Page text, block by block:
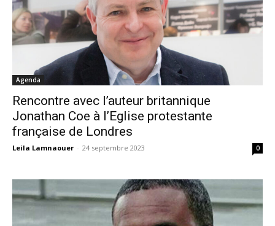
Agenda
Rencontre avec l’auteur britannique
Jonathan Coe à l’Eglise protestante
française de Londres
Leila Lamnaouer - 24 septembre 2023 0